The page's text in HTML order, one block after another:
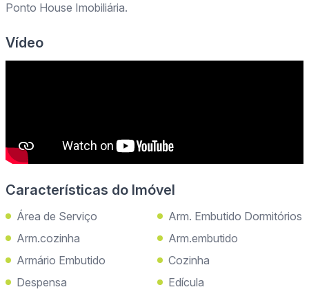
Ponto House Imobiliária.
Vídeo
Características do Imóvel
Área de Serviço
Arm. Embutido Dormitórios
Arm.cozinha
Arm.embutido
Armário Embutido
Cozinha
Despensa
Edícula